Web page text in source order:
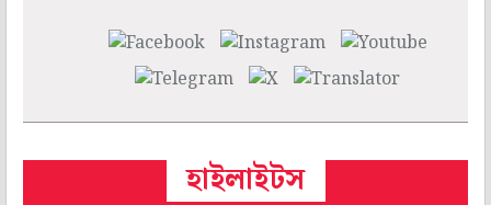
হাইলাইটস